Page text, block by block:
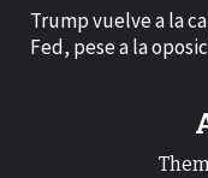
Trump vuelve a la
Fed, pese a la